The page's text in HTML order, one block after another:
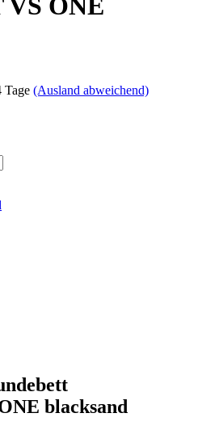
ONE
Tage (Ausland abweichend)
blacksand